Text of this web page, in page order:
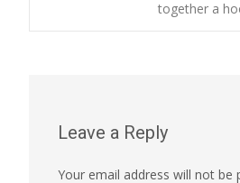
together a
Leave a Reply
Your email address will not be